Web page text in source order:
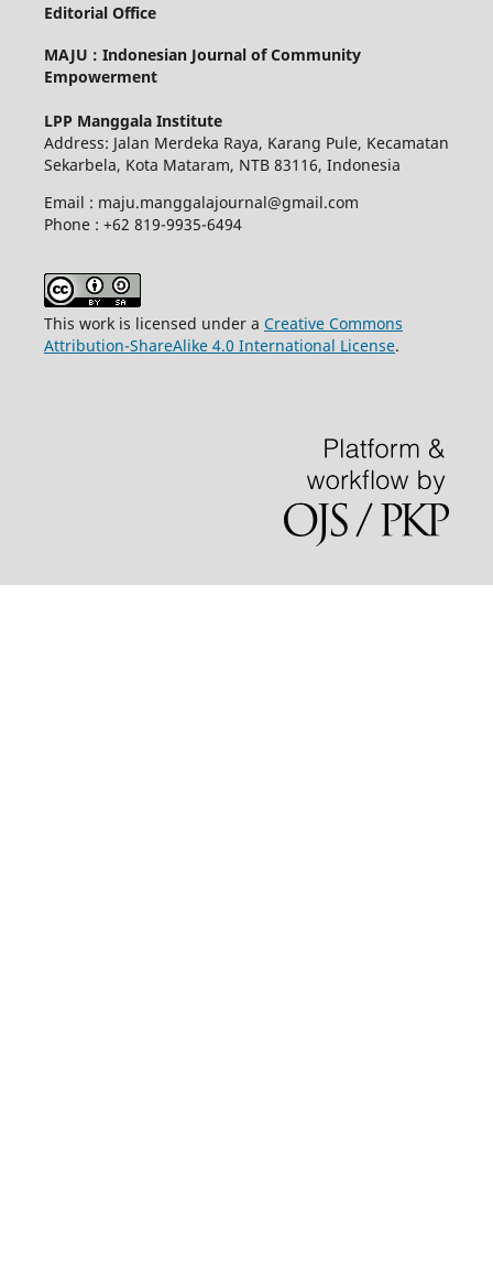
Editorial Office
MAJU : Indonesian Journal of Community
Empowerment
LPP Manggala Institute
Address: Jalan Merdeka Raya, Karang Pule, Kecamatan
Sekarbela, Kota Mataram, NTB 83116, Indonesia
Email : maju.manggalajournal@gmail.com
Phone : +62 819-9935-6494
This work is licensed under a Creative Commons
Attribution-ShareAlike 4.0 International License.